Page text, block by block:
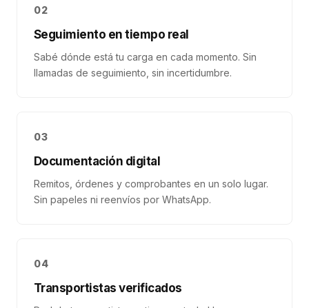
02
Seguimiento en tiempo real
Sabé dónde está tu carga en cada momento. Sin
llamadas de seguimiento, sin incertidumbre.
03
Documentación digital
Remitos, órdenes y comprobantes en un solo lugar.
Sin papeles ni reenvíos por WhatsApp.
04
Transportistas verificados